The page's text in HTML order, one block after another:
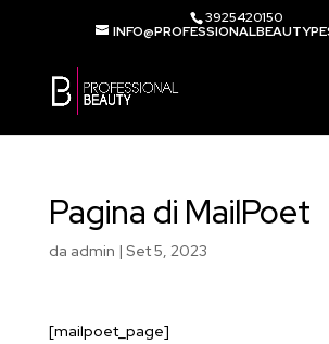
3925420150
search
Pagina di MailPoet
da admin | Set 5, 2023
[mailpoet_page]